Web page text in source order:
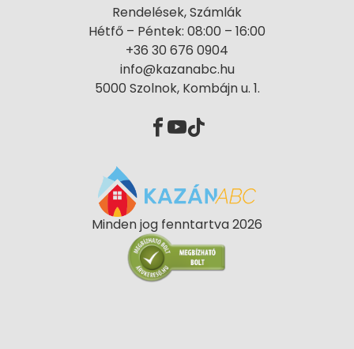
Rendelések, Számlák
Hétfő – Péntek: 08:00 – 16:00
+36 30 676 0904
info@kazanabc.hu
5000 Szolnok, Kombájn u. 1.
Minden jog fenntartva 2026